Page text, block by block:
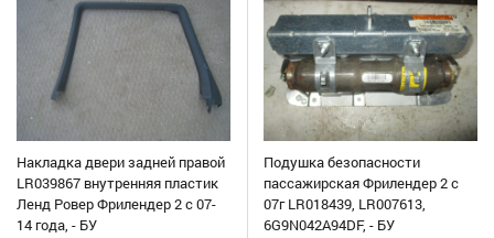
Накладка двери задней правой
LR039867 внутренняя пластик
Ленд Ровер Фрилендер 2 с 07-
14 года, - БУ
Подушка безопасности
пассажирская Фрилендер 2 с
07г LR018439, LR007613,
6G9N042A94DF, - БУ